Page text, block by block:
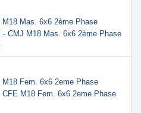
Mas. 6x6 2ème Phase
- CMJ M18 Mas. 6x6 2ème Phase
Fem. 6x6 2eme Phase
CFE M18 Fem. 6x6 2eme Phase